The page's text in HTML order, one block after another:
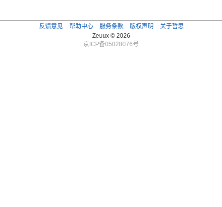
反馈意见 帮助中心 服务条款 版权声明
关于哲思
Zeuux © 2026
京ICP备05028076号